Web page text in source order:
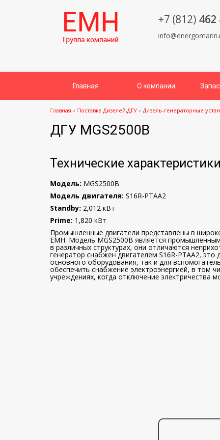
+7 (812) 462
Главная О компании
Главная » Поставка Дизелей,ДГУ » Дизель-генераторные
ДГУ MGS2500B
Технические
Модель: MGS2500B
Модель двигателя: S16R-PTAA2
Standby: 2,012 кВт
Prime: 1,820 кВт
Промышленные двигатели представлены в
ЕМН. Модель MGS2500B является
в различных структурах, они отличаются
генератор снабжен двигателем S16R-PTAA2,
основного оборудования, так и для
обеспечить снабжение электроэнергией, в том
учреждениях, когда отключение электричества